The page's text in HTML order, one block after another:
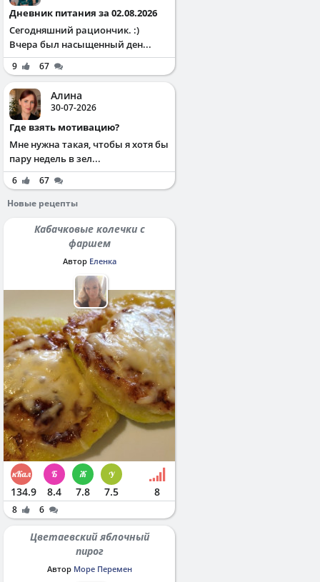
Дневник питания за 02.08.2026
Сегодняшний рациончик. :)
Вчера был насыщенный ден...
9 67
Алина
30-07-2026
Где взять мотивацию?
Мне нужна такая, чтобы я хотя бы
пару недель в зел...
6
67
Новые рецепты
Кабачковые колечки с
фаршем
Автор Еленка
134.9 8.4 7.8 7.5 8
8 6
Цветаевский яблочный
пирог
Автор Море Перемен